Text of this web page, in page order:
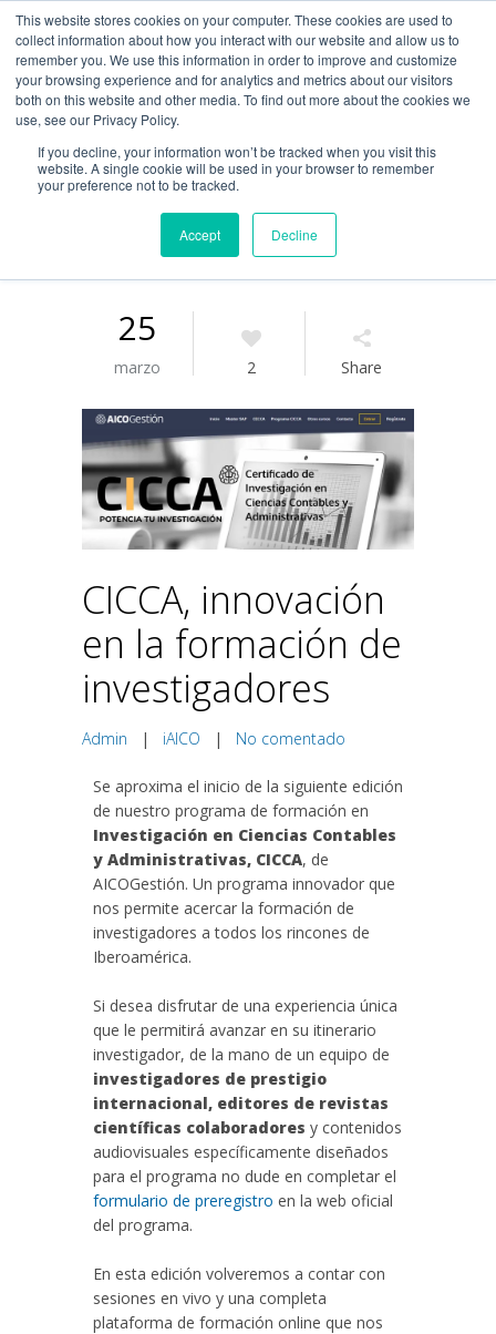
This website stores cookies on your computer. These cookies are used to
collect information about how you interact with our website and allow us to
remember you. We use this information in order to improve and customize
your browsing experience and for analytics and metrics about our visitors
both on this website and other media. To find out more about the cookies we
use, see our Privacy Policy.
If you decline, your information won’t be tracked when you visit this
website. A single cookie will be used in your browser to remember
your preference not to be tracked.
Accept Decline
Guía de uso
Acceso / Registro
25
marzo 2 Share
CICCA, innovación
en la formación de
investigadores
Admin | iAICO | No comentado
Se aproxima el inicio de la siguiente edición
de nuestro programa de formación en
Investigación en Ciencias Contables
y Administrativas, CICCA, de
AICOGestión. Un programa innovador que
nos permite acercar la formación de
investigadores a todos los rincones de
Iberoamérica.
Si desea disfrutar de una experiencia única
que le permitirá avanzar en su itinerario
investigador, de la mano de un equipo de
investigadores de prestigio
internacional, editores de revistas
científicas colaboradores y contenidos
audiovisuales específicamente diseñados
para el programa no dude en completar el
formulario de preregistro en la web oficial
del programa.
En esta edición volveremos a contar con
sesiones en vivo y una completa
plataforma de formación online que nos